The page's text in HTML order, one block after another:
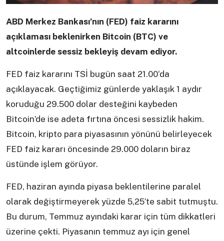
ABD Merkez Bankası’nın (FED) faiz kararını
açıklaması beklenirken Bitcoin (BTC) ve
altcoinlerde sessiz bekleyiş devam ediyor.
FED faiz kararını TSİ bugün saat 21.00‘da
açıklayacak. Geçtiğimiz günlerde yaklaşık 1 aydır
koruduğu 29.500 dolar desteğini kaybeden
Bitcoin’de ise adeta fırtına öncesi sessizlik hakim.
Bitcoin, kripto para piyasasının yönünü belirleyecek
FED faiz kararı öncesinde 29.000 doların biraz
üstünde işlem görüyor.
FED, haziran ayında piyasa beklentilerine paralel
olarak değiştirmeyerek yüzde 5,25’te sabit tutmuştu.
Bu durum, Temmuz ayındaki karar için tüm dikkatleri
üzerine çekti. Piyasanın temmuz ayı için genel